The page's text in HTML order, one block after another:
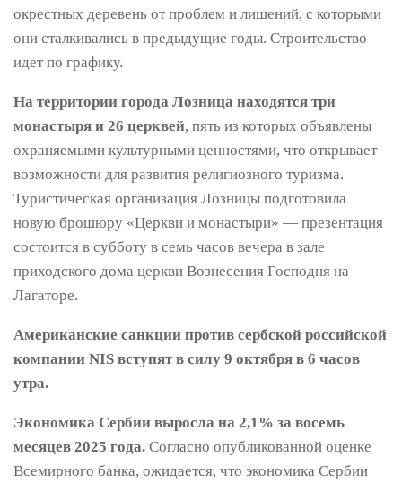
окрестных деревень от проблем и лишений, с которыми
они сталкивались в предыдущие годы. Строительство
идет по графику.
На территории города Лозница находятся три
монастыря и 26 церквей, пять из которых объявлены
охраняемыми культурными ценностями, что открывает
возможности для развития религиозного туризма.
Туристическая организация Лозницы подготовила
новую брошюру «Церкви и монастыри» — презентация
состоится в субботу в семь часов вечера в зале
приходского дома церкви Вознесения Господня на
Лагаторе.
Американские санкции против сербской российской
компании NIS вступят в силу 9 октября в 6 часов
утра.
Экономика Сербии выросла на 2,1% за восемь
месяцев 2025 года. Согласно опубликованной оценке
Всемирного банка, ожидается, что экономика Сербии